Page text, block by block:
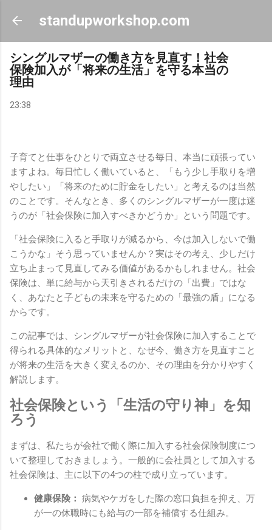
スキップしてメイン コンテンツに移動
standupworkshop.com
シングルマザーの働き方を見直す！社会
保険加入が「将来の生活」を守る本当の
理由
23:38
子育てと仕事をひとりで両立させる毎日、本当に頑張ってい
ますよね。毎日忙しく働いていると、「もう少し手取りを増
やしたい」「将来のために貯金をしたい」と考えるのは当然
のことです。そんなとき、多くのシングルマザーが一度は迷
うのが「社会保険に加入すべきかどうか」という問題です。
「社会保険に入ると手取りが減るから、今は加入しないで働
こうかな」そう思っていませんか？実はその考え、少しだけ
立ち止まって見直してみる価値があるかもしれません。社会
保険は、単に給与から天引きされるだけの「出費」ではな
く、あなたと子どもの未来を守るための「最強の盾」になる
からです。
この記事では、シングルマザーが社会保険に加入することで
得られる具体的なメリットと、なぜ今、働き方を見直すこと
が将来の生活を大きく変えるのか、その理由を分かりやすく
解説します。
社会保険という「生活の守り神」を知
ろう
まずは、私たちが会社で働く際に加入する社会保険制度につ
いて整理しておきましょう。一般的に会社員として加入する
社会保険は、主に以下の4つの柱で成り立っています。
健康保険： 病気やケガをした際の窓口負担を抑え、万
が一の休職時にも給与の一部を補償する仕組み。